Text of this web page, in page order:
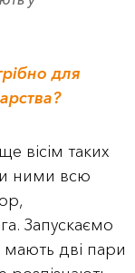
для
вісім таких
ними всю
Запускаємо
дві пари